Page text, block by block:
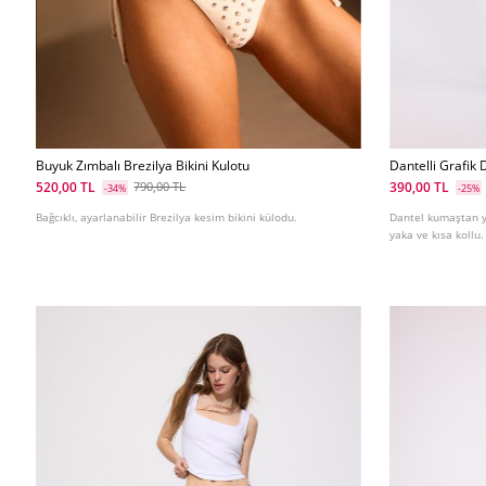
Buyuk Zımbalı Brezilya Bikini Kulotu
520,00 TL
-34% 790,00 TL
Bağcıklı, ayarlanabilir Brezilya kesim bikini külodu.
Dantelli Grafik
390,00 TL
-25%
Dantel kumaştan
yaka ve kısa kollu.